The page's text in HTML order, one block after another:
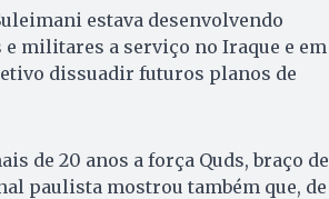
estava desenvolvendo
militares a serviço no Iraque e em
dissuadir futuros planos de
de 20 anos a força Quds, braço de
paulista mostrou também que, de